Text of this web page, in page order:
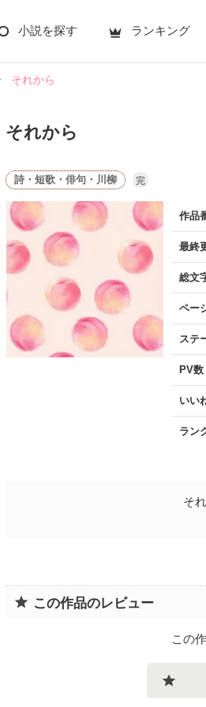
小説を探す ランキング
それから
それから
詩・短歌・俳句・川柳 完
作品
最終
総文
ペー
ステ
PV数
いい
ラン
そ
この作品のレビュー
この